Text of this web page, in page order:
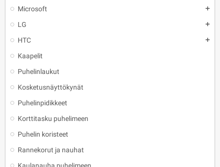
Microsoft add
LG add
HTC add
Kaapelit
Puhelinlaukut
Kosketusnäyttökynät
Puhelinpidikkeet
Korttitasku puhelimeen
Puhelin koristeet
Rannekorut ja nauhat